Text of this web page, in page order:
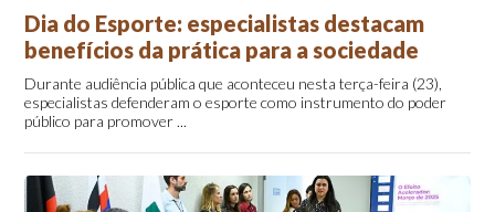
Dia do Esporte: especialistas destacam
benefícios da prática para a sociedade
Durante audiência pública que aconteceu nesta terça-feira (23),
especialistas defenderam o esporte como instrumento do poder
público para promover ...